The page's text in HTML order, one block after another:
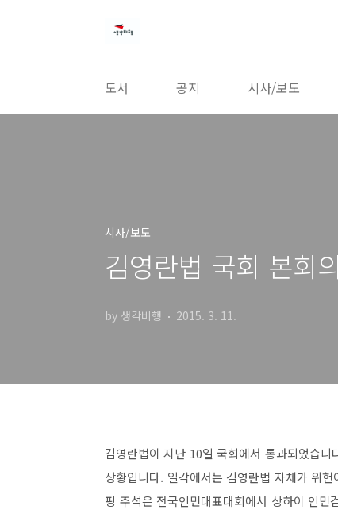
도서 공지 시사/보도
시사/보도
김영란법 국회 본회
by 생각비행 2015. 3. 11.
김영란법이 지난 10일 국회에서 통과되었습
상황입니다. 일각에서는 김영란법 자체가 위
핑 주석은 전국인민대표대회에서 상하이 인